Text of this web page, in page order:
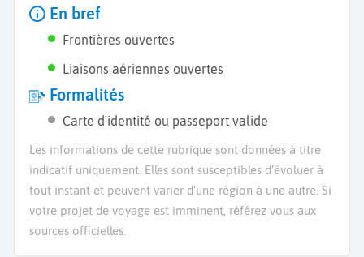
En bref
Frontières ouvertes
Liaisons aériennes ouvertes
Formalités
Carte d'identité ou passeport valide
Les informations de cette rubrique sont données à titre
indicatif uniquement. Elles sont susceptibles d’évoluer à
tout instant et peuvent varier d’une région à une autre. Si
votre projet de voyage est imminent, référez vous aux
sources officielles.